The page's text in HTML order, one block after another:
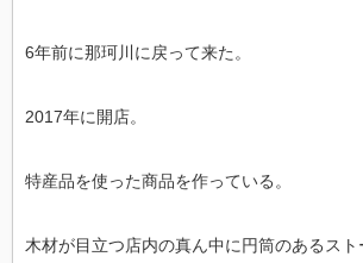
6年前に那珂川に戻って来た。
2017年に開店。
特産品を使った商品を作っている。
木材が目立つ店内の真ん中に円筒のあるスト